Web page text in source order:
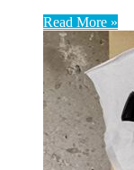
Read More »